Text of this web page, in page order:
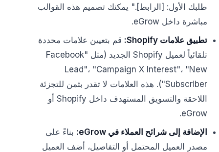
طلبك الأول: [الرابط]." يمكنك تصميم هذه القوالب
مباشرة داخل eGrow.
تطبيق علامات Shopify:
قم بتعيين علامات محددة
تلقائياً لعميل Shopify الجديد (مثل "Facebook
Lead"، "Campaign X Interest"، "New
Subscriber"). هذه العلامات لا تقدر بثمن للتجزئة
اللاحقة والتسويق المستهدف داخل Shopify أو
eGrow.
الإضافة إلى شرائح العملاء في eGrow:
بناءً على
مصدر العميل المحتمل أو التفاصيل، أضف العميل